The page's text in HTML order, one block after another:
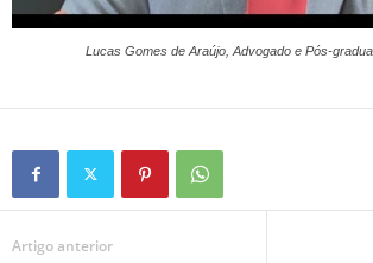
Lucas Gomes de Araújo, Advogado e Pós-
Artigo anterior